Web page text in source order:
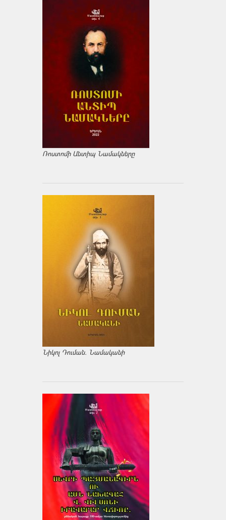
Ռոստոմի Անտիպ Նամակները
Նիկոլ Դուման. Նամականի